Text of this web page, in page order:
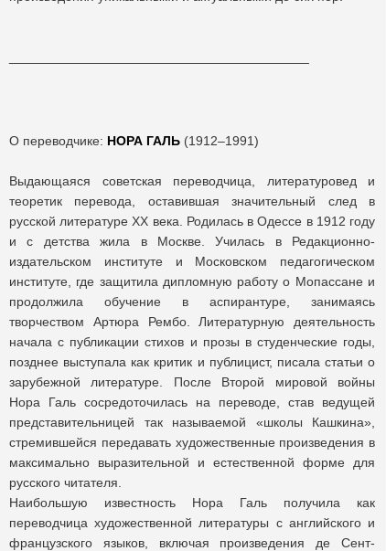
О переводчике: НОРА ГАЛЬ (1912‒1991)
Выдающаяся советская переводчица, литературовед и
теоретик перевода, оставившая значительный след в
русской литературе XX века. Родилась в Одессе в 1912 году
и с детства жила в Москве. Училась в Редакционно-
издательском институте и Московском педагогическом
институте, где защитила дипломную работу о Мопассане и
продолжила обучение в аспирантуре, занимаясь
творчеством Артюра Рембо. Литературную деятельность
начала с публикации стихов и прозы в студенческие годы,
позднее выступала как критик и публицист, писала статьи о
зарубежной литературе. После Второй мировой войны
Нора Галь сосредоточилась на переводе, став ведущей
представительницей так называемой «школы Кашкина»,
стремившейся передавать художественные произведения в
максимально выразительной и естественной форме для
русского читателя.
Наибольшую известность Нора Галь получила как
переводчица художественной литературы с английского и
французского языков, включая произведения де Сент-